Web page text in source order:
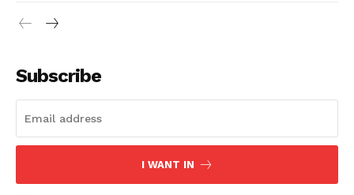
Company
About
Subscription Plans
Subscribe
I WANT IN